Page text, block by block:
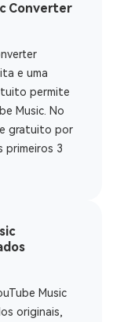
Converter
e uma
permite
Music. No
gratuito por
primeiros 3
Music
originais,